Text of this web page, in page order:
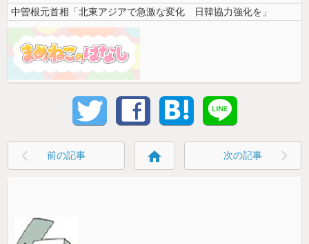
中曽根元首相「北東アジアで急激な変化 日韓協力強化を」
前の記事 home 次の記事